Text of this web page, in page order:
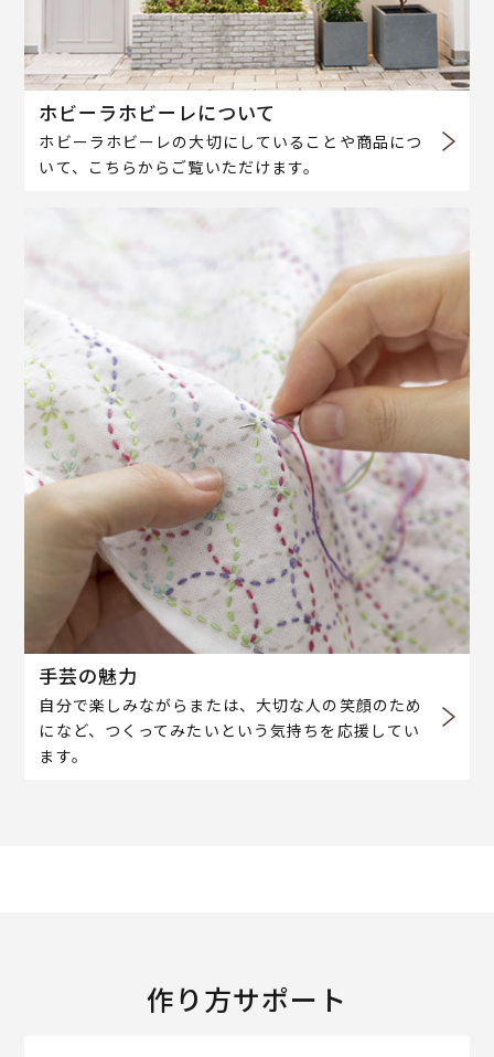
ホビーラホビーレについて
ホビーラホビーレの大切にしていることや商品につ
いて、こちらからご覧いただけます。
手芸の魅力
自分で楽しみながらまたは、大切な人の笑顔のため
になど、つくってみたいという気持ちを応援してい
ます。
作り方サポート